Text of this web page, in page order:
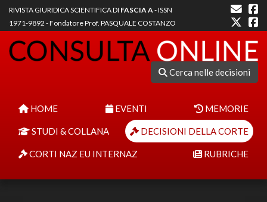
RIVISTA GIURIDICA SCIENTIFICA DI FASCIA A- ISSN
1971-9892 - Fondatore Prof. PASQUALE COSTANZO
Cerca nelle decisioni
HOME EVENTI MEMORIE
STUDI & COLLANA DECISIONI DELLA CORTE
CORTI NAZ EU INTERNAZ RUBRICHE